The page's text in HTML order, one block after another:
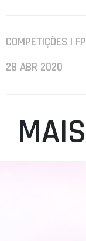
COMPETIÇÕES |
28 ABR 2020